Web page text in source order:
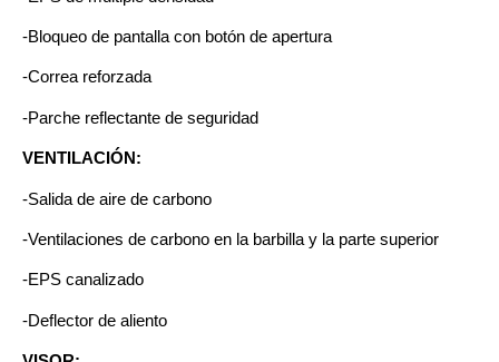
-Bloqueo de pantalla con botón de apertura
-Correa reforzada
-Parche reflectante de seguridad
VENTILACIÓN:
-Salida de aire de carbono
-Ventilaciones de carbono en la barbilla y la parte superior
-EPS canalizado
-Deflector de aliento